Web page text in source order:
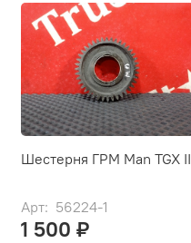
Шестерня ГРМ Man TGX II
Арт: 56224-1
1 500 ₽